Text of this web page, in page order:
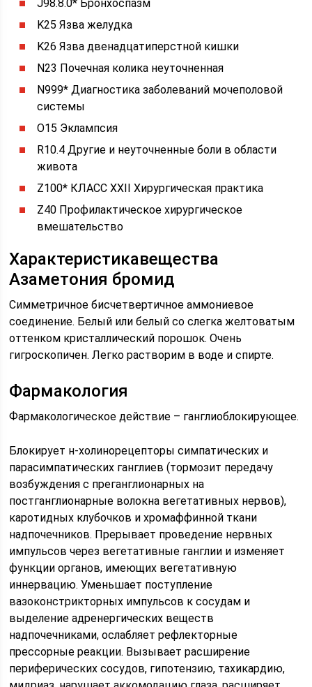
J98.8.0* Бронхоспазм
K25 Язва желудка
K26 Язва двенадцатиперстной кишки
N23 Почечная колика неуточненная
N999* Диагностика заболеваний мочеполовой
системы
O15 Эклампсия
R10.4 Другие и неуточненные боли в области
живота
Z100* КЛАСС XXII Хирургическая практика
Z40 Профилактическое хирургическое
вмешательство
Характеристикавещества
Азаметония бромид
Симметричное бисчетвертичное аммониевое
соединение. Белый или белый со слегка желтоватым
оттенком кристаллический порошок. Очень
гигроскопичен. Легко растворим в воде и спирте.
Фармакология
Фармакологическое действие – ганглиоблокирующее.
Блокирует н-холинорецепторы симпатических и
парасимпатических ганглиев (тормозит передачу
возбуждения с преганглионарных на
постганглионарные волокна вегетативных нервов),
каротидных клубочков и хромаффинной ткани
надпочечников. Прерывает проведение нервных
импульсов через вегетативные ганглии и изменяет
функции органов, имеющих вегетативную
иннервацию. Уменьшает поступление
вазоконстрикторных импульсов к сосудам и
выделение адренергических веществ
надпочечниками, ослабляет рефлекторные
прессорные реакции. Вызывает расширение
периферических сосудов, гипотензию, тахикардию,